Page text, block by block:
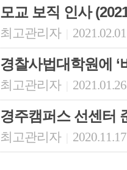
모교 보직 인사
최고관리자
경찰사법대학원에 ‘
최고관리자
경주캠퍼스 선센터
최고관리자